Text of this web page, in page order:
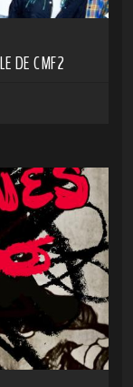
DE CMF2